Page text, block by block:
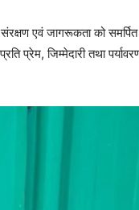
एवं जागरूकता को समर्पित
प्रेम, जिम्मेदारी तथा